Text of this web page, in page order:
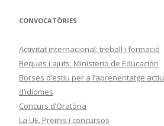
CONVOCATÒRIES
Activitat internacional: treball i formació
Beques i ajuts. Ministerio de Educación
Borses d’estiu per a l’aprenentatge actiu
d’idiomes
Concurs d’Oratòria
La UE. Premis i concursos